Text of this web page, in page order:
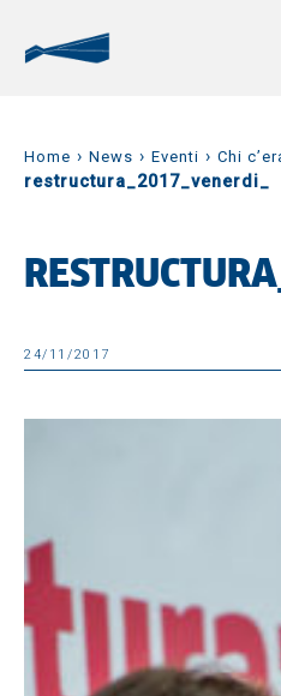
Home › News › Eventi › Chi
restructura_2017_venerdi_
24/11/2017